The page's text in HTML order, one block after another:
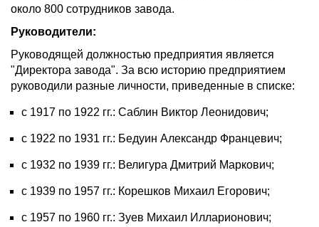
около 800 сотрудников завода.
Руководители:
Руководящей должностью предприятия является
"Директора завода". За всю историю предприятием
руководили разные личности, приведенные в списке:
с 1917 по 1922 гг.: Саблин Виктор Леонидович;
с 1922 по 1931 гг.: Бедуин Александр Францевич;
с 1932 по 1939 гг.: Велигура Дмитрий Маркович;
с 1939 по 1957 гг.: Корешков Михаил Егорович;
с 1957 по 1960 гг.: Зуев Михаил Илларионович;